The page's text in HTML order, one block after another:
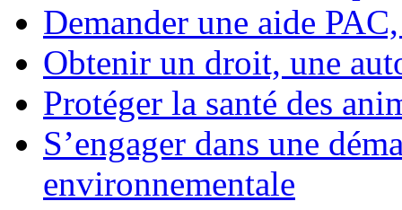
Demander une aide
Obtenir un droit, une
Protéger la santé des
S’engager dans une
environnementale